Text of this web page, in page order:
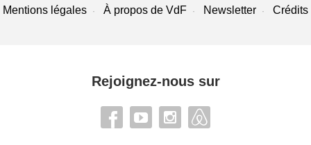
Mentions légales À propos de VdF Newsletter Crédits
Rejoignez-nous sur